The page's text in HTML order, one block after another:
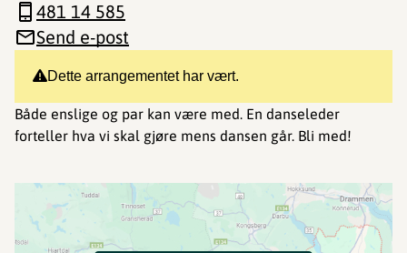
Dette arrangementet har vært.
Både enslige og par kan være med. En danseleder
forteller hva vi skal gjøre mens dansen går. Bli med!
481 14 585
Send e-post